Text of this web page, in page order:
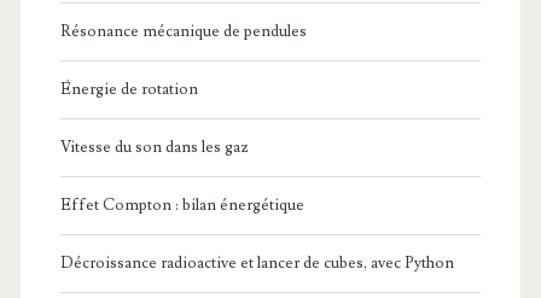
Résonance mécanique de pendules
Énergie de rotation
Vitesse du son dans les gaz
Effet Compton : bilan énergétique
Décroissance radioactive et lancer de cubes, avec Python